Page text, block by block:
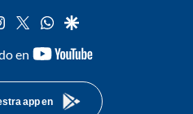
instagram
twitterwhatsapp
google
en
youtube-
app en